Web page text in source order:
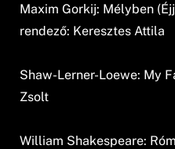
Maxim Gorkij: Mélyben
rendező: Keresztes Attila
Shaw-Lerner-Loewe: My
Zsolt
William Shakespeare: